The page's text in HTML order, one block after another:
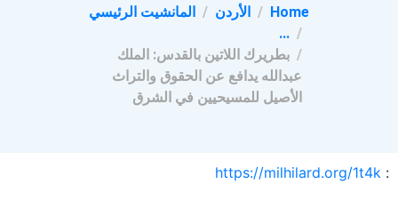
Home الأردن
المانشيت الرئيسي
...
بطريرك اللاتين بالقدس: الملك
عبدالله يدافع عن الحقوق والتراث
الأصيل للمسيحيين في الشرق
:
https://milhilard.org/1t4k